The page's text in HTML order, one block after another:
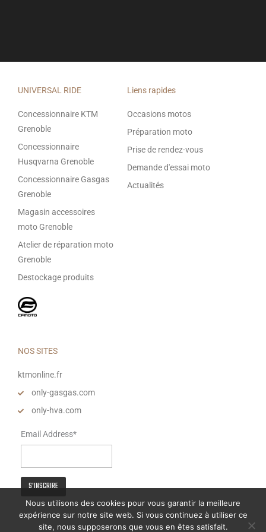
UNIVERSAL RIDE
Concessionnaire KTM
Grenoble
Concessionnaire
Husqvarna Grenoble
Concessionnaire Gasgas
Grenoble
Magasin accessoires
moto Grenoble
Atelier de réparation moto
Grenoble
Destockage produits
Liens rapides
Occasions motos
Préparation moto
Prise de rendez-vous
Demande d'essai moto
Actualités
NOS SITES
ktmonline.fr
only-gasgas.com
only-hva.com
Email Address*
Nous utilisons des cookies pour vous garantir la meilleure
expérience sur notre site web. Si vous continuez à utiliser ce
site, nous supposerons que vous en êtes satisfait.